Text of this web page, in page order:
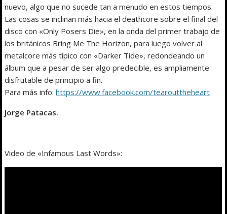
nuevo, algo que no sucede tan a menudo en estos tiempos.
Las cosas se inclinan más hacia el deathcore sobre el final del
disco con «Only Posers Die», en la onda del primer trabajo de
los británicos Bring Me The Horizon, para luego volver al
metalcore más típico con «Darker Tide», redondeando un
álbum que a pesar de ser algo predecible, es ampliamente
disfrutable de principio a fin.
Para más info:https://www.facebook.com/tearouttheheart
Jorge Patacas.
Video de «Infamous Last Words»: